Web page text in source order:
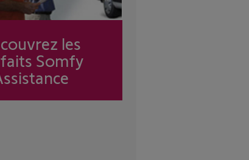
les
Somfy